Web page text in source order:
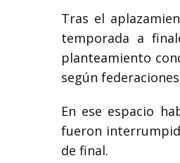
Tras el
temporada a
planteamiento
según
En ese espacio
fueron
de final.